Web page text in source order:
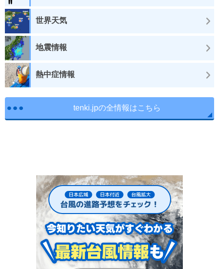
世界天気
地震情報
熱中症情報
tenki.jpの全情報はこちら